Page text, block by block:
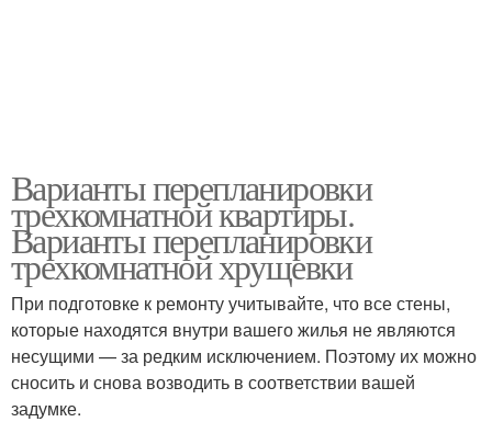
Варианты перепланировки
трехкомнатной квартиры.
Варианты перепланировки
трехкомнатной хрущевки
При подготовке к ремонту учитывайте, что все стены,
которые находятся внутри вашего жилья не являются
несущими — за редким исключением. Поэтому их можно
сносить и снова возводить в соответствии вашей
задумке.